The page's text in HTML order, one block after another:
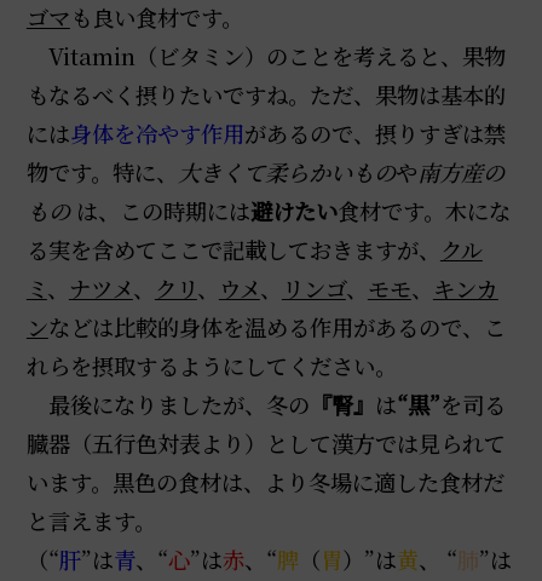
ゴマも良い食材です。
Vitamin（ビタミン）のことを考えると、果物
もなるべく摂りたいですね。ただ、果物は基本的
には身体を冷やす作用があるので、摂りすぎは禁
物です。特に、
大きくて柔らかいものや南方産の
もの は、この時期には避けたい食材です。木にな
る実を含めてここで記載しておきますが、
クル
ミ、 ナツメ、 クリ、 ウメ、 リンゴ、 モモ、 キンカ
ンなどは比較的身体を温める作用があるので、こ
れらを摂取するようにしてください。
最後になりましたが、冬の 『腎』 は“黒”を司る
臓器（五行色対表より）として漢方では見られて
います。黒色の食材は、より冬場に適した食材だ
と言えます。
（“肝”は青、“心”は赤、“脾（胃）”は黄、 “肺”は